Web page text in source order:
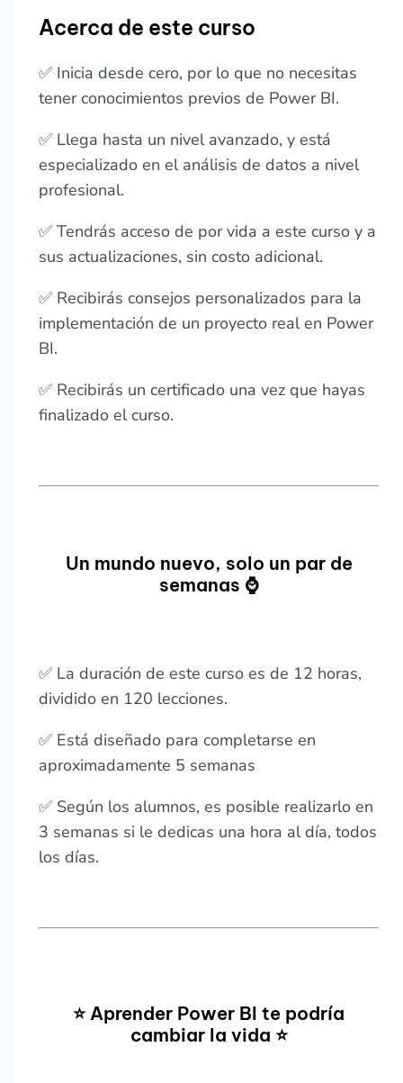
Acerca de este curso
✅ Inicia desde cero, por lo que no necesitas
tener conocimientos previos de Power BI.
✅ Llega hasta un nivel avanzado, y está
especializado en el análisis de datos a nivel
profesional.
✅ Tendrás acceso de por vida a este curso y a
sus actualizaciones, sin costo adicional.
✅ Recibirás consejos personalizados para la
implementación de un proyecto real en Power
BI.
✅ Recibirás un certificado una vez que hayas
finalizado el curso.
Un mundo nuevo, solo un par de
semanas ⌚
✅ La duración de este curso es de 12 horas,
dividido en 120 lecciones.
✅ Está diseñado para completarse en
aproximadamente 5 semanas
✅ Según los alumnos, es posible realizarlo en
3 semanas si le dedicas una hora al día, todos
los días.
⭐ Aprender Power BI te podría
cambiar la vida ⭐